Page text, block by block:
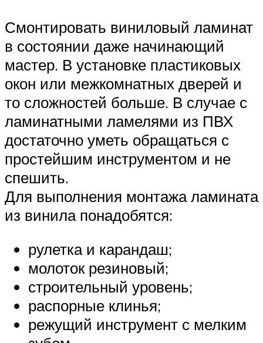
Смонтировать виниловый ламинат
в состоянии даже начинающий
мастер. В установке пластиковых
окон или межкомнатных дверей и
то сложностей больше. В случае с
ламинатными ламелями из ПВХ
достаточно уметь обращаться с
простейшим инструментом и не
спешить.
Для выполнения монтажа ламината
из винила понадобятся:
рулетка и карандаш;
молоток резиновый;
строительный уровень;
распорные клинья;
режущий инструмент с мелким